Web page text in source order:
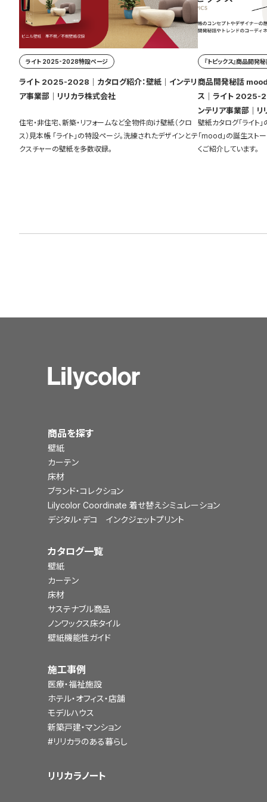
ライト 2025-2028特設ページ
ライト 2025-2028｜カタログ紹介：壁紙｜インテリ
ア事業部｜リリカラ株式会社
住宅・非住宅、新築・リフォームなど全物件向け壁紙（クロ
ス）見本帳 「ライト」の特設ページ。洗練されたデザインとテ
クスチャーの壁紙を多数収録。
『トピックス』商品開発
商品開発秘話
ス｜ライト 2025-2028｜カタログ紹介：壁紙｜イ
ンテリア事業部｜リ
壁紙カタログ「ライト
「mood」の誕生スト
くご紹介しています。
商品を探す
壁紙
カーテン
床材
ブランド・コレクション
Lilycolor Coordinate 着せ替えシミュレーション
デジタル・デコ インクジェットプリント
カタログ一覧
壁紙
カーテン
床材
サステナブル商品
ノンワックス床タイル
壁紙機能性ガイド
施工事例
医療・福祉施設
ホテル・オフィス・店舗
モデルハウス
新築戸建・マンション
#リリカラのある暮らし
リリカラノート